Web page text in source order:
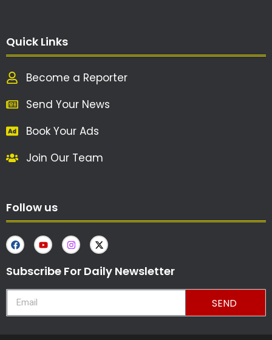
Quick Links
Become a Reporter
Send Your News
Book Your Ads
Join Our Team
Follow us
Subscribe For Daily Newsletter
SEND